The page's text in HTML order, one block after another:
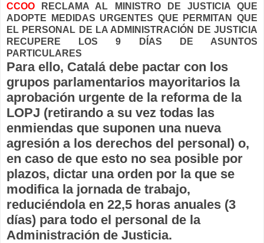
CCOO RECLAMA AL MINISTRO DE JUSTICIA QUE
ADOPTE MEDIDAS URGENTES QUE PERMITAN QUE
EL PERSONAL DE LA ADMINISTRACIÓN DE JUSTICIA
RECUPERE LOS 9 DÍAS DE ASUNTOS
PARTICULARES
Para ello, Catalá debe pactar con los
grupos parlamentarios mayoritarios la
aprobación urgente de la reforma de la
LOPJ (retirando a su vez todas las
enmiendas que suponen una nueva
agresión a los derechos del personal) o,
en caso de que esto no sea posible por
plazos, dictar una orden por la que se
modifica la jornada de trabajo,
reduciéndola en 22,5 horas anuales (3
días) para todo el personal de la
Administración de Justicia.